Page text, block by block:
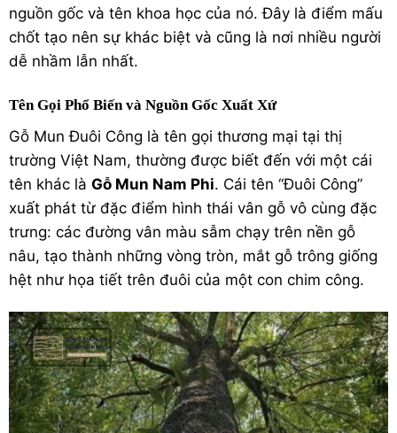
nguồn gốc và tên khoa học của nó. Đây là điểm mấu
chốt tạo nên sự khác biệt và cũng là nơi nhiều người
dễ nhầm lẫn nhất.
Tên Gọi Phổ Biến và Nguồn Gốc Xuất Xứ
Gỗ Mun Đuôi Công là tên gọi thương mại tại thị
trường Việt Nam, thường được biết đến với một cái
tên khác là Gỗ Mun Nam Phi. Cái tên “Đuôi Công”
xuất phát từ đặc điểm hình thái vân gỗ vô cùng đặc
trưng: các đường vân màu sẫm chạy trên nền gỗ
nâu, tạo thành những vòng tròn, mắt gỗ trông giống
hệt như họa tiết trên đuôi của một con chim công.